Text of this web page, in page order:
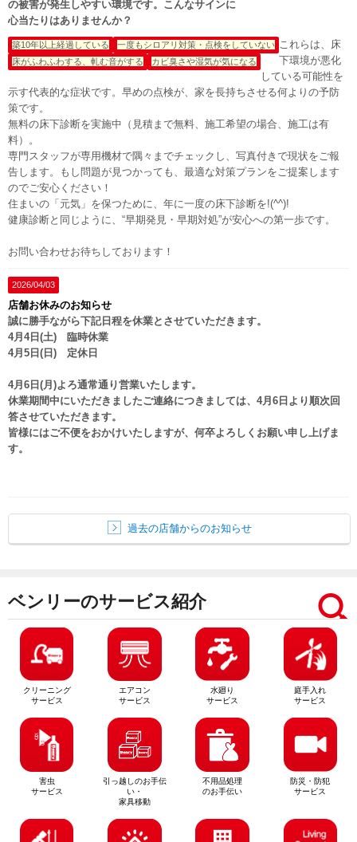
の被害が発生しやすい環境です。こんなサインに
心当たりはありませんか？
築10年以上経過している
一度もシロアリ対策・点検をしていない
床がふわふわする、軋む音がする
カビ臭さや湿気が気になる
これらは、床
下環境が悪化
している可能性を
示す代表的な症状です。早めの点検が、家を長持ちさせる何よりの予防
策です。
無料の床下診断を実施中（見積まで無料、施工希望の場合、施工は有
料）。
専門スタッフが専用機材で隅々までチェックし、写真付きで現状をご報
告します。もし問題が見つかっても、最適な対策プランをご提案します
のでご安心ください！
住まいの「元気」を保つために、年に一度の床下診断を!(^^)!
健康診断と同じように、“早期発見・早期対処”が安心への第一歩です。
お問い合わせお待ちしております！
2026/04/03
店舗お休みのお知らせ
誠に勝手ながら下記日程を休業とさせていただきます。
4月4日(土) 臨時休業
4月5日(日) 定休日
4月6日(月)よろ通常通り営業いたします。
休業期間中にいただきましたご連絡につきましては、4月6日より順次回
答させていただきます。
皆様にはご不便をおかけいたしますが、何卒よろしくお願い申し上げま
す。
過去の店舗からのお知らせ
ベンリーのサービス紹介
クリーニング
サービス
エアコン
サービス
水廻り
サービス
庭手入れ
サービス
害虫
サービス
引っ越しのお手伝
い・
家具移動
不用品処理
のお手伝い
防災・防犯
サービス